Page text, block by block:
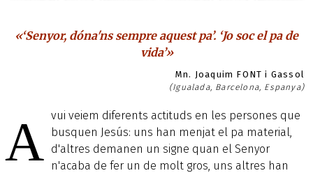
«‘Senyor, dóna'ns sempre aquest pa’. ‘Jo soc el pa de
vida’»
Mn. Joaquim FONT i Gassol
(Igualada, Barcelona, Espanya)
A vui veiem diferents actituds en les persones que
busquen Jesús: uns han menjat el pa material,
d'altres demanen un signe quan el Senyor
n'acaba de fer un de molt gros, uns altres han